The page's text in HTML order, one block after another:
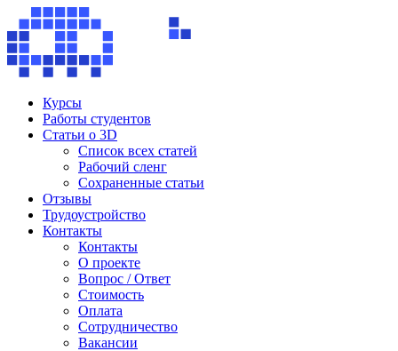
Курсы
Работы студентов
Статьи о 3D
Список всех статей
Рабочий сленг
Сохраненные статьи
Отзывы
Трудоустройство
Контакты
Контакты
О проекте
Вопрос / Ответ
Стоимость
Оплата
Сотрудничество
Вакансии